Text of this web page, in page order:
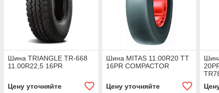
Шина TRIANGLE TR-668
11.00R22,5 16PR
Цену уточняйте
Шина MITAS 11.00R20 TT
16PR COMPACTOR
Цену уточняйте